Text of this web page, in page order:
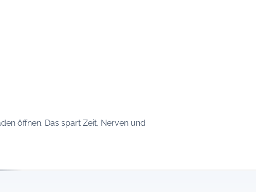
öffnen. Das spart Zeit, Nerven und